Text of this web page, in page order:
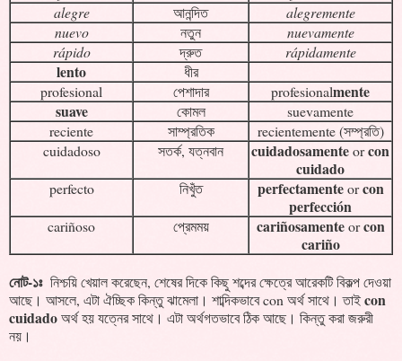
alegre
আনন্দিত
alegremente
nuevo
নতুন
nuevamente
rápido
দ্রুত rápidamente
lento
ধীর
profesional
পেশাদার profesionalmente
suave
কোমল
suevamente
reciente
সাম্প্রতিক
recientemente (সম্প্রতি)
cuidadoso
সতর্ক, যত্নবান cuidadosamenteorcon
cuidado
perfecto নিখুঁত perfectamenteorcon
perfección
cariñoso প্রেমময় cariñosamenteorcon
cariño
নোট-১ঃ নিশ্চয়ি খেয়াল করেছেন, শেষের দিকে কিছু শব্দের ক্ষেত্রে আরেকটি বিকল্প দেওয়া
আছে। আসলে, এটা ঐচ্ছিক কিন্তু ঝামেলা। শাব্দিকভাবে con অর্থ সাথে। তাইcon
cuidadoঅর্থ হয় যত্নের সাথে। এটা অর্থগতভাবে ঠিক আছে। কিন্তু করা জরুরী
নয়।